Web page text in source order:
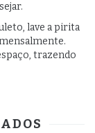
lave a pirita
trazendo